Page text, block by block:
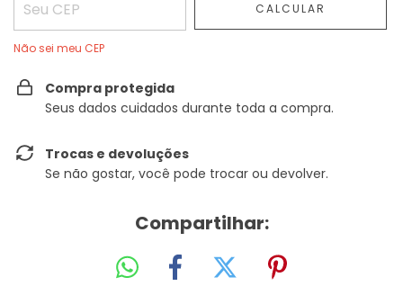
CALCULAR
Não sei meu CEP
Compra protegida
Seus dados cuidados durante toda a compra.
Trocas e devoluções
Se não gostar, você pode trocar ou devolver.
Compartilhar: